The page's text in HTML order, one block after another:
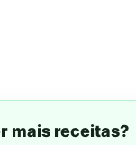
mais receitas?